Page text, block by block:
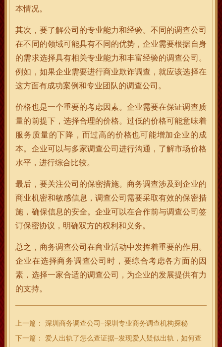
本情况。
其次，要了解公司的专业能力和经验。不同的调查公司
在不同的领域可能具有不同的优势，企业需要根据自身
的需求选择具有相关专业能力和丰富经验的调查公司。
例如，如果企业需要进行商业欺诈调查，就应该选择在
这方面有成功案例和专业团队的调查公司。
价格也是一个重要的考虑因素。企业需要在保证调查质
量的前提下，选择合理的价格。过低的价格可能意味着
服务质量的下降，而过高的价格也可能增加企业的成
本。企业可以与多家调查公司进行沟通，了解市场价格
水平，进行综合比较。
最后，要关注公司的保密措施。商务调查涉及到企业的
商业机密和敏感信息，调查公司需要采取有效的保密措
施，确保信息的安全。企业可以在合作前与调查公司签
订保密协议，明确双方的权利和义务。
总之，商务调查公司在商业活动中发挥着重要的作用。
企业在选择商务调查公司时，要综合考虑各方面的因
素，选择一家合适的调查公司，为企业的发展提供有力
的支持。
上一篇：
深圳商务调查公司–深圳专业商务调查机构探秘
下一篇：
爱人出轨了怎么查证据–发现爱人疑似出轨，如何查